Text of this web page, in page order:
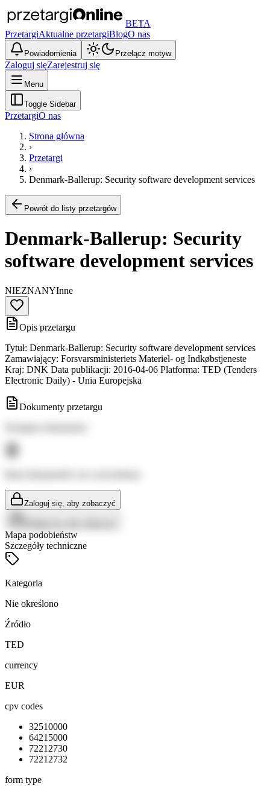
BETA
PrzetargiAktualne przetargiBlogO nas
Powiadomienia Przełącz motyw
Zaloguj sięZarejestruj się
Menu
Toggle Sidebar
PrzetargiO nas
Strona główna
›
Przetargi
›
Denmark-Ballerup: Security software development services
Powrót do listy przetargów
Denmark-Ballerup: Security
software development services
NIEZNANYInne
Opis przetargu
Tytuł: Denmark-Ballerup: Security software development services
Zamawiający: Forsvarsministeriets Materiel- og Indkøbstjeneste
Kraj: DNK Data publikacji: 2016-04-06 Platforma: TED (Tenders
Electronic Daily) - Unia Europejska
Dokumenty przetargu
Zaloguj się, aby zobaczyć
Mapa podobieństw
Szczegóły techniczne
Kategoria
Nie określono
Źródło
TED
currency
EUR
cpv codes
32510000
64215000
72212730
72212732
form type